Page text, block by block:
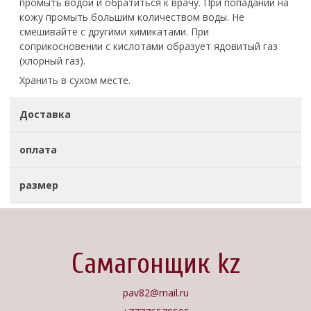
кожу промыть большим количеством воды. Не
смешивайте с другими химикатами. При
соприкосновении с кислотами образует ядовитый газ
(хлорный газ).
Хранить в сухом месте.
Доставка
оплата
размер
Самагонщик kz
pav82@mail.ru